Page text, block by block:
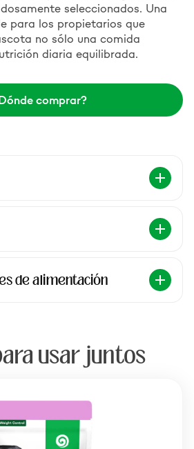
seleccionados. Una
para los propietarios que
no sólo una comida
diaria equilibrada.
comprar?
de alimentación
usar juntos